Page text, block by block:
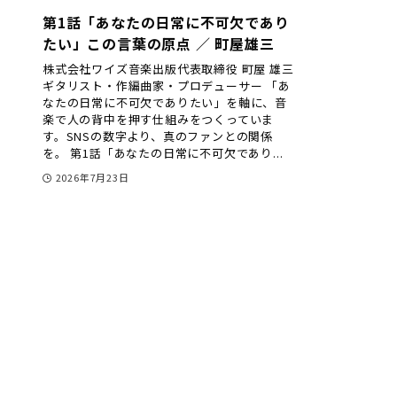
第1話「あなたの日常に不可欠であり
たい」この言葉の原点 ／ 町屋雄三
株式会社ワイズ音楽出版代表取締役 町屋 雄三
ギタリスト・作編曲家・プロデューサー 「あ
なたの日常に不可欠でありたい」を軸に、音
楽で人の背中を押す仕組みをつくっていま
す。SNSの数字より、真のファンとの関係
を。 第1話「あなたの日常に不可欠であり...
2026年7月23日